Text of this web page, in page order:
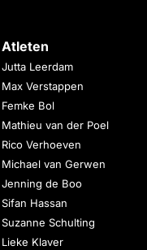
Atleten
Jutta Leerdam
Max Verstappen
Femke Bol
Mathieu van der Poel
Rico Verhoeven
Michael van Gerwen
Jenning de Boo
Sifan Hassan
Suzanne Schulting
Lieke Klaver